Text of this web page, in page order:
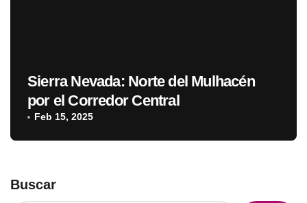
Sierra Nevada: Norte del Mulhacén
por el Corredor Central
Feb 15, 2025
Buscar